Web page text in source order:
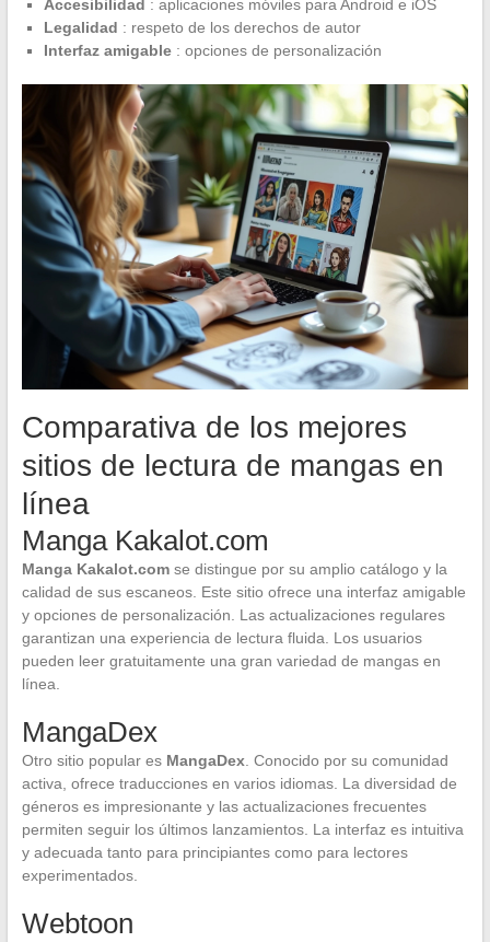
Accesibilidad : aplicaciones móviles para Android e iOS
Legalidad : respeto de los derechos de autor
Interfaz amigable: opciones de personalización
Comparativa de los mejores
sitios de lectura de mangas en
línea
Manga Kakalot.com
Manga Kakalot.comse distingue por su amplio catálogo y la
calidad de sus escaneos. Este sitio ofrece una interfaz amigable
y opciones de personalización. Las actualizaciones regulares
garantizan una experiencia de lectura fluida. Los usuarios
pueden leer gratuitamente una gran variedad de mangas en
línea.
MangaDex
Otro sitio popular es MangaDex. Conocido por su comunidad
activa, ofrece traducciones en varios idiomas. La diversidad de
géneros es impresionante y las actualizaciones frecuentes
permiten seguir los últimos lanzamientos. La interfaz es intuitiva
y adecuada tanto para principiantes como para lectores
experimentados.
Webtoon